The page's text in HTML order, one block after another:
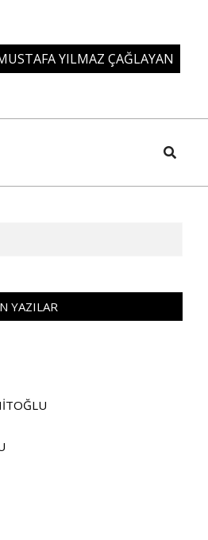
YILMAZ ÇAĞLAYAN
Search
YAZILAR